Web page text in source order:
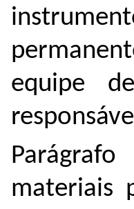
equipe
materiais